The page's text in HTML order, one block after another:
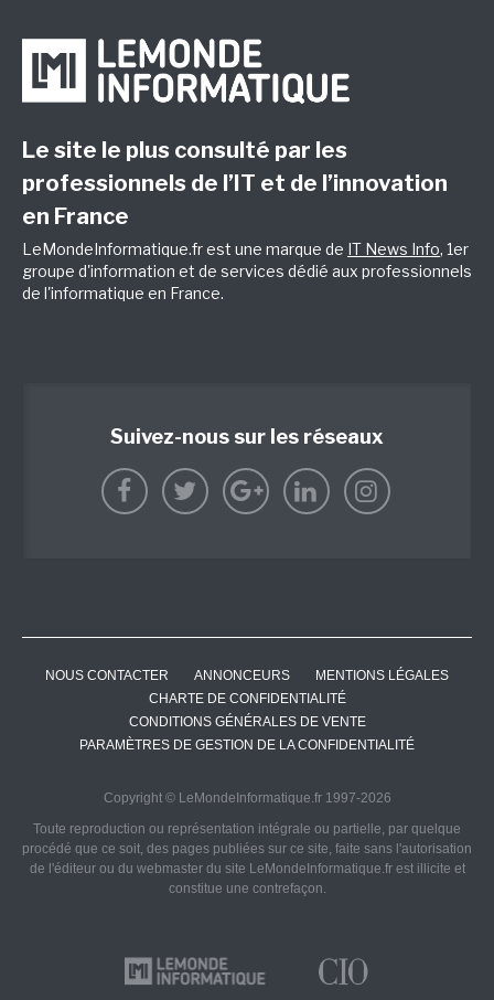
Le site le plus consulté par les
professionnels de l’IT et de l’innovation
en France
LeMondeInformatique.fr est une marque de IT News Info, 1er
groupe d'information et de services dédié aux professionnels
de l'informatique en France.
Suivez-nous sur les réseaux
NOUS CONTACTER ANNONCEURS
MENTIONS LÉGALES
CHARTE DE CONFIDENTIALITÉ
CONDITIONS GÉNÉRALES DE VENTE
PARAMÈTRES DE GESTION DE LA CONFIDENTIALITÉ
Copyright © LeMondeInformatique.fr 1997-2026
Toute reproduction ou représentation intégrale ou partielle, par quelque
procédé que ce soit, des pages publiées sur ce site, faite sans l'autorisation
de l'éditeur ou du webmaster du site LeMondeInformatique.fr est illicite et
constitue une contrefaçon.